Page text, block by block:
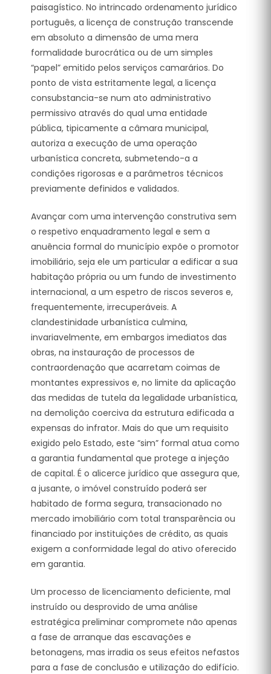
paisagístico. No intrincado ordenamento jurídico
português, a licença de construção transcende
em absoluto a dimensão de uma mera
formalidade burocrática ou de um simples
“papel” emitido pelos serviços camarários. Do
ponto de vista estritamente legal, a licença
consubstancia-se num ato administrativo
permissivo através do qual uma entidade
pública, tipicamente a câmara municipal,
autoriza a execução de uma operação
urbanística concreta, submetendo-a a
condições rigorosas e a parâmetros técnicos
previamente definidos e validados.
Avançar com uma intervenção construtiva sem
o respetivo enquadramento legal e sem a
anuência formal do município expõe o promotor
imobiliário, seja ele um particular a edificar a sua
habitação própria ou um fundo de investimento
internacional, a um espetro de riscos severos e,
frequentemente, irrecuperáveis. A
clandestinidade urbanística culmina,
invariavelmente, em embargos imediatos das
obras, na instauração de processos de
contraordenação que acarretam coimas de
montantes expressivos e, no limite da aplicação
das medidas de tutela da legalidade urbanística,
na demolição coerciva da estrutura edificada a
expensas do infrator. Mais do que um requisito
exigido pelo Estado, este “sim” formal atua como
a garantia fundamental que protege a injeção
de capital. É o alicerce jurídico que assegura que,
a jusante, o imóvel construído poderá ser
habitado de forma segura, transacionado no
mercado imobiliário com total transparência ou
financiado por instituições de crédito, as quais
exigem a conformidade legal do ativo oferecido
em garantia.
Um processo de licenciamento deficiente, mal
instruído ou desprovido de uma análise
estratégica preliminar compromete não apenas
a fase de arranque das escavações e
betonagens, mas irradia os seus efeitos nefastos
para a fase de conclusão e utilização do edifício.